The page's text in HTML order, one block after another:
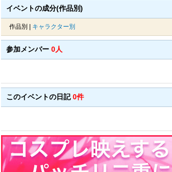
イベントの成分(作品別)
作品別 | キャラクター別
参加メンバー 0人
このイベントの日記0件